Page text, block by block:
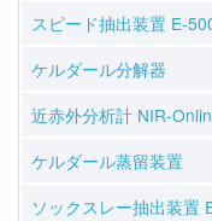
スピード抽出装置 E-
ケルダール分解器
近赤外分析計 NIR-
ケルダール蒸留装置
ソックスレー抽出装置